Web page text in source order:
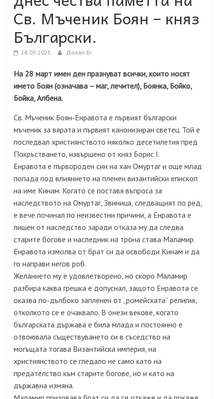
Св. Мъченик Боян – княз
Български.
28.03.2025 Долап.бг
На 28 март имен ден празнуват всички, които носят
името Боян (означава – маг, лечител), Боянка, Бойко,
Бойка, Албена.
Св. Мъченик Боян-Енравота е първият български
мъченик за вярата и първият канонизиран светец. Той е
последвал християнството няколко десетилетия пред
Покръстването, извършено от княз Борис I.
Енравота е първороден син на хан Омуртаг и още млад
попада под влиянието на пленен византийски епископ
на име Кинам. Когато се поставя въпроса за
наследството на Омуртаг, Звиница, следващият по ред,
е вече починал по неизвестни причини, а Енравота е
лишен от наследство заради отказа му да следва
старите богове и наследник на трона става Маламир.
Енравота измолва от брат си да освободи Кинам и да
го направи негов роб.
Желанието му е удовлетворено, но скоро Маламир
разбира каква грешка е допуснал, защото Енравота се
оказва по-дълбоко запленен от „ромейската” религия,
отколкото се е очаквало. В онези векове, когато
българската държава е била млада и постоянно е
отвоювала съществуването си в съседство на
могъщата тогава Византийска империя, на
християнството се гледало не само като на
предателство към старите богове, но и като на
държавна измяна.